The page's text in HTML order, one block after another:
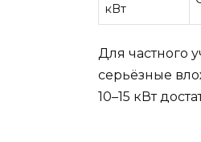
кВт
Для частного
серьёзные
10–15 кВт